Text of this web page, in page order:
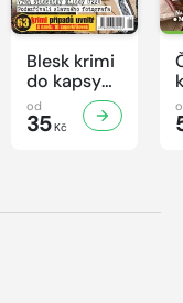
Blesk krimi
do kapsy
č.5/2026
od
35Kč